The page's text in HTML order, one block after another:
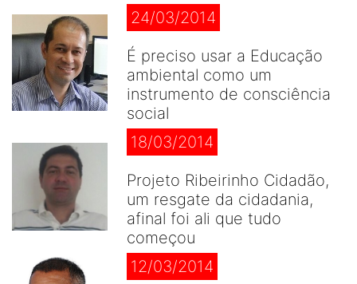
24/03/2014
É preciso usar a Educação
ambiental como um
instrumento de consciência
social
18/03/2014
Projeto Ribeirinho Cidadão,
um resgate da cidadania,
afinal foi ali que tudo
começou
12/03/2014